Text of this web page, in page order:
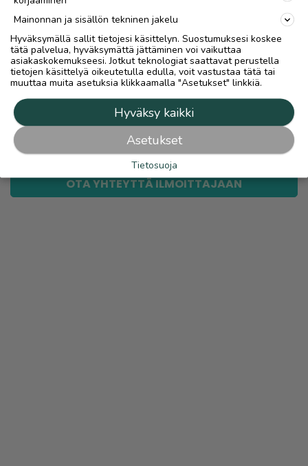
jne ! ei valokuvia mms kännykkään !
Toimitus Nouto
link
Ilmoittaja: markus ojatalo
Katso ilmoittajan kaikki ilmoitukset(231)
OTA YHTEYTTÄ ILMOITTAJAAN
Mainonnan ja sisällön tekninen jakelu
Hyväksymällä sallit tietojesi käsittelyn. Suostumuksesi koskee
tätä palvelua, hyväksymättä jättäminen voi vaikuttaa
asiakaskokemukseesi. Jotkut teknologiat saattavat perustella
tietojen käsittelyä oikeutetulla edulla, voit vastustaa tätä tai
muuttaa muita asetuksia klikkaamalla "Asetukset" linkkiä.
Hyväksy kaikki
Asetukset
Tietosuoja